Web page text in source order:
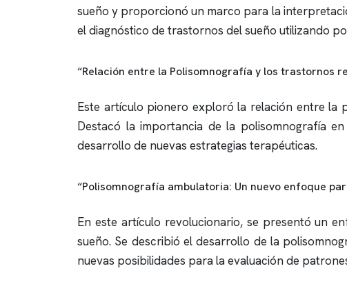
sueño y proporcionó un marco para la
el diagnóstico de trastornos del sueño utilizando
“Relación entre la Polisomnografía y los trastornos
Este artículo pionero exploró la relación entre la
Destacó la importancia de la polisomnografíaen
desarrollo de nuevas estrategias terapéuticas.
“Polisomnografía ambulatoria: Un nuevo enfoque
En este artículo revolucionario, se presentó un
sueño. Se describió el desarrollo de la
nuevas posibilidades para la evaluación de